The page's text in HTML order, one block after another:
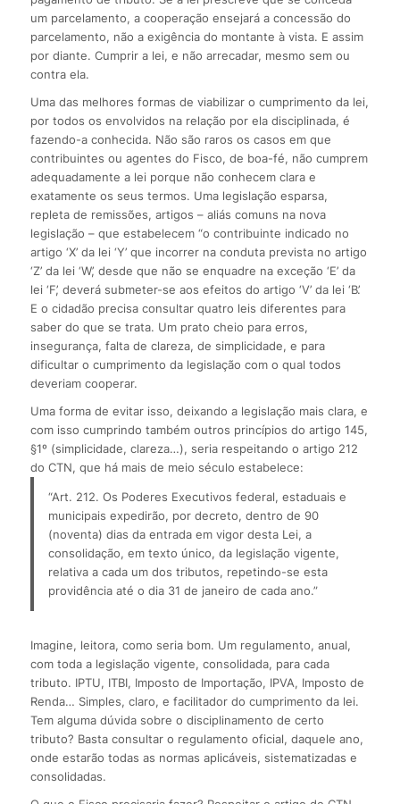
um parcelamento, a cooperação ensejará a concessão do
parcelamento, não a exigência do montante à vista. E assim
por diante. Cumprir a lei, e não arrecadar, mesmo sem ou
contra ela.
Uma das melhores formas de viabilizar o cumprimento da lei,
por todos os envolvidos na relação por ela disciplinada, é
fazendo-a conhecida. Não são raros os casos em que
contribuintes ou agentes do Fisco, de boa-fé, não cumprem
adequadamente a lei porque não conhecem clara e
exatamente os seus termos. Uma legislação esparsa,
repleta de remissões, artigos – aliás comuns na nova
legislação – que estabelecem “o contribuinte indicado no
artigo ‘X’ da lei ‘Y’ que incorrer na conduta prevista no artigo
‘Z’ da lei ‘W’, desde que não se enquadre na exceção ‘E’ da
lei ‘F’, deverá submeter-se aos efeitos do artigo ‘V’ da lei ‘B’.
E o cidadão precisa consultar quatro leis diferentes para
saber do que se trata. Um prato cheio para erros,
insegurança, falta de clareza, de simplicidade, e para
dificultar o cumprimento da legislação com o qual todos
deveriam cooperar.
Uma forma de evitar isso, deixando a legislação mais clara, e
com isso cumprindo também outros princípios do artigo 145,
§1º (simplicidade, clareza…), seria respeitando o artigo 212
do CTN, que há mais de meio século estabelece:
“Art. 212. Os Poderes Executivos federal, estaduais e
municipais expedirão, por decreto, dentro de 90
(noventa) dias da entrada em vigor desta Lei, a
consolidação, em texto único, da legislação vigente,
relativa a cada um dos tributos, repetindo-se esta
providência até o dia 31 de janeiro de cada ano.”
Imagine, leitora, como seria bom. Um regulamento, anual,
com toda a legislação vigente, consolidada, para cada
tributo. IPTU, ITBI, Imposto de Importação, IPVA, Imposto de
Renda… Simples, claro, e facilitador do cumprimento da lei.
Tem alguma dúvida sobre o disciplinamento de certo
tributo? Basta consultar o regulamento oficial, daquele ano,
onde estarão todas as normas aplicáveis, sistematizadas e
consolidadas.